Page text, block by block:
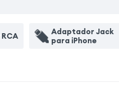
Adaptador Jack
para iPhone